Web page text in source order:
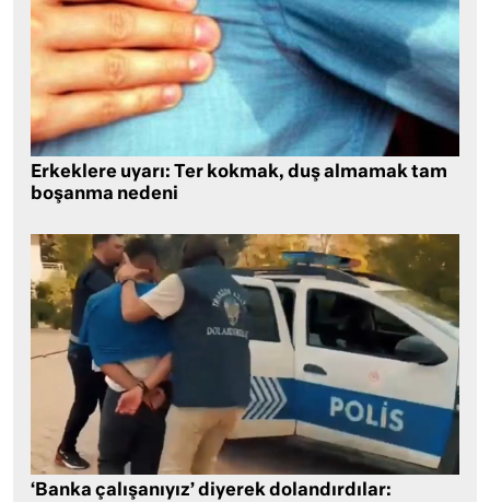
Erkeklere uyarı: Ter kokmak, duş almamak tam
boşanma nedeni
‘Banka çalışanıyız’ diyerek dolandırdılar: